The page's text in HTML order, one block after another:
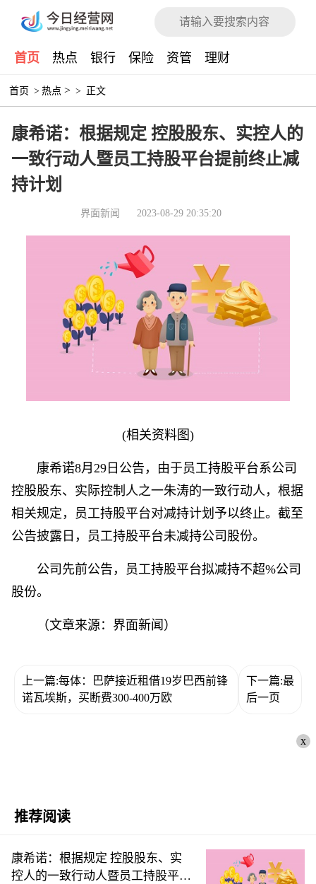
首页 热点 银行 保险 资管 理财
首页 > 热点 > > 正文
康希诺：根据规定 控股股东、实控人的
一致行动人暨员工持股平台提前终止减
持计划
界面新闻 2023-08-29 20:35:20
(相关资料图)
康希诺8月29日公告，由于员工持股平台系公司
控股股东、实际控制人之一朱涛的一致行动人，根据
相关规定，员工持股平台对减持计划予以终止。截至
公告披露日，员工持股平台未减持公司股份。
公司先前公告，员工持股平台拟减持不超%公司
股份。
（文章来源：界面新闻）
上一篇:每体：巴萨接近租借19岁巴西前锋
诺瓦埃斯，买断费300-400万欧
下一篇:最
后一页
x
推荐阅读
康希诺：根据规定 控股股东、实
控人的一致行动人暨员工持股平台